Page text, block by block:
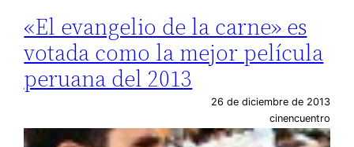
«El evangelio de la carne» es
votada como la mejor película
peruana del 2013
26 de diciembre de 2013
cinencuentro